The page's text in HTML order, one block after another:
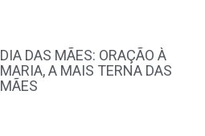
DIA DAS MÃES: ORAÇÃO À
MARIA, A MAIS TERNA DAS
MÃES